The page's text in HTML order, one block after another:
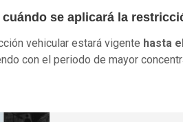
cuándo se aplicará la
vehicular estará vigente hasta
con el periodo de mayor